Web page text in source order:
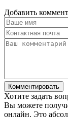
Добавить
Хотите задать
Вы можете
онлайн. Это